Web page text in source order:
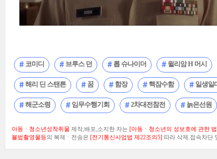
코미디 브루스 던 롭 슈나이더 윌리암 H 머시
해리 딘 스탠튼 꿈 함장 핵잠수함 일생일
해군소령 임무수행기회 2차대전참전 늙은선원
아동ㆍ청소년성착취물 제작,배포,소지한 자는 [아동ㆍ청소년의 성보호에 관한
불법촬영물등의 복제ㆍ전송은 [전기통신사업법 제22조의5] 따라 삭제.접속차단